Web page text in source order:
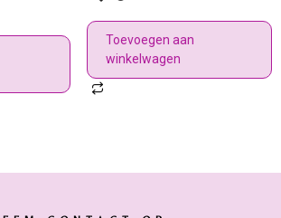
Toevoegen aan
winkelwagen